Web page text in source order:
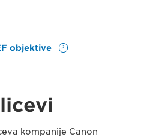
objektive
kompanije Canon